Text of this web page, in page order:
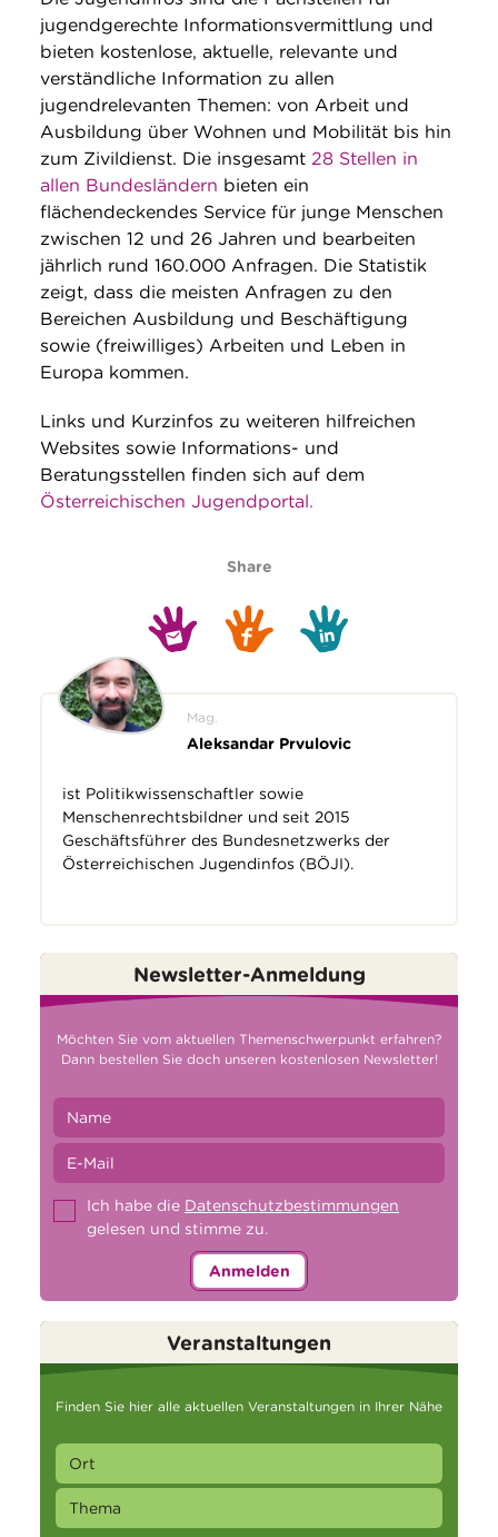
jugendgerechte Informationsvermittlung und
bieten kostenlose, aktuelle, relevante und
verständliche Information zu allen
jugendrelevanten Themen: von Arbeit und
Ausbildung über Wohnen und Mobilität bis hin
zum Zivildienst. Die insgesamt 28 Stellen in
allen Bundesländern bieten ein
flächendeckendes Service für junge Menschen
zwischen 12 und 26 Jahren und bearbeiten
jährlich rund 160.000 Anfragen. Die Statistik
zeigt, dass die meisten Anfragen zu den
Bereichen Ausbildung und Beschäftigung
sowie (freiwilliges) Arbeiten und Leben in
Europa kommen.
Links und Kurzinfos zu weiteren hilfreichen
Websites sowie Informations- und
Beratungsstellen finden sich auf dem
Österreichischen Jugendportal.
Share
Mag.
Aleksandar Prvulovic
ist Politikwissenschaftler sowie
Menschenrechtsbildner und seit 2015
Geschäftsführer des Bundesnetzwerks der
Österreichischen Jugendinfos (BÖJI).
Newsletter-Anmeldung
Möchten Sie vom aktuellen Themenschwerpunkt erfahren?
Dann bestellen Sie doch unseren kostenlosen Newsletter!
Ich habe die Datenschutzbestimmungen
gelesen und stimme zu.
Anmelden
Veranstaltungen
Finden Sie hier alle aktuellen Veranstaltungen in Ihrer Nähe